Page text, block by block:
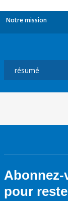
Notre mission
Abonnez-
pour